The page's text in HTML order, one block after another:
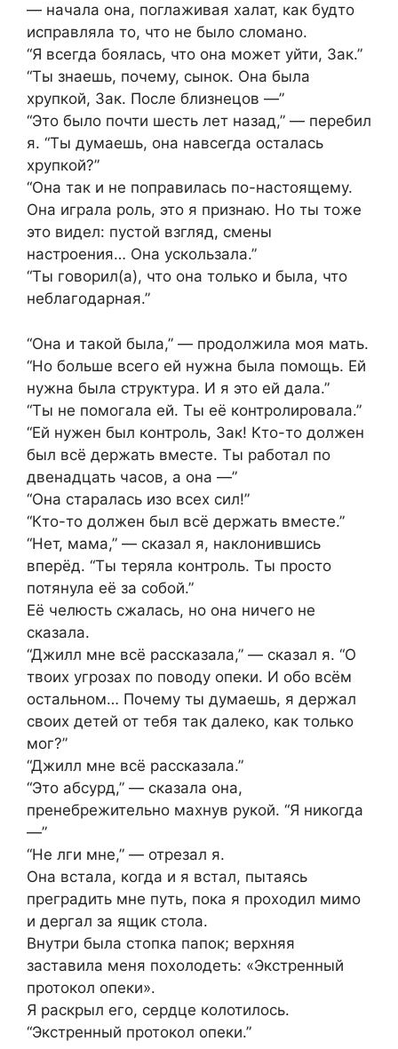
— начала она, поглаживая халат, как будто
исправляла то, что не было сломано.
“Я всегда боялась, что она может уйти, Зак.”
“Ты знаешь, почему, сынок. Она была
хрупкой, Зак. После близнецов —”
“Это было почти шесть лет назад,” — перебил
я. “Ты думаешь, она навсегда осталась
хрупкой?”
“Она так и не поправилась по-настоящему.
Она играла роль, это я признаю. Но ты тоже
это видел: пустой взгляд, смены
настроения… Она ускользала.”
“Ты говорил(а), что она только и была, что
неблагодарная.”
“Она и такой была,” — продолжила моя мать.
“Но больше всего ей нужна была помощь. Ей
нужна была структура. И я это ей дала.”
“Ты не помогала ей. Ты её контролировала.”
“Ей нужен был контроль, Зак! Кто-то должен
был всё держать вместе. Ты работал по
двенадцать часов, а она —”
“Она старалась изо всех сил!”
“Кто-то должен был всё держать вместе.”
“Нет, мама,” — сказал я, наклонившись
вперёд. “Ты теряла контроль. Ты просто
потянула её за собой.”
Её челюсть сжалась, но она ничего не
сказала.
“Джилл мне всё рассказала,” — сказал я. “О
твоих угрозах по поводу опеки. И обо всём
остальном… Почему ты думаешь, я держал
своих детей от тебя так далеко, как только
мог?”
“Джилл мне всё рассказала.”
“Это абсурд,” — сказала она,
пренебрежительно махнув рукой. “Я никогда
—”
“Не лги мне,” — отрезал я.
Она встала, когда и я встал, пытаясь
преградить мне путь, пока я проходил мимо
и дергал за ящик стола.
Внутри была стопка папок; верхняя
заставила меня похолодеть: «Экстренный
протокол опеки».
Я раскрыл его, сердце колотилось.
“Экстренный протокол опеки.”